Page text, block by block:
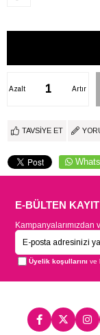
Artır
Azalt
TAVSIYE ET
E-BÜLTEN KAYIT
Üyelik koşullarını ve